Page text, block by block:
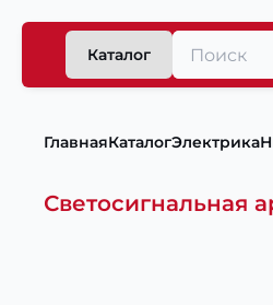
Каталог
ГлавнаяКаталогЭлектрика
Светосигнальная